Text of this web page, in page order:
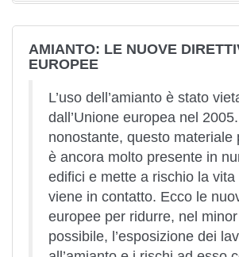
AMIANTO: LE NUOVE
EUROPEE
L’uso dell’amianto è stato
dall’Unione europea nel
nonostante, questo materiale
è ancora molto presente in
edifici e mette a rischio la vita
viene in contatto. Ecco le
europee per ridurre, nel
possibile, l’esposizione dei